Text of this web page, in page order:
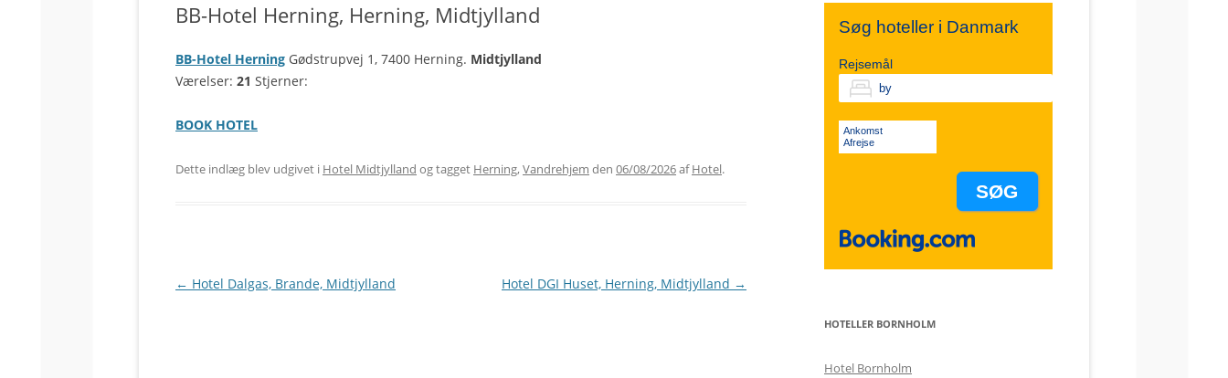
BB-Hotel Herning, Herning, Midtjylland
BB-Hotel Herning Gødstrupvej 1, 7400 Herning. Midtjylland
Værelser: 21 Stjerner:
BOOK HOTEL
Dette indlæg blev udgivet i Hotel Midtjylland og tagget Herning,Vandrehjem den 06/08/2026afHotel.
Indlægsnavigation
← Hotel Dalgas, Brande, Midtjylland Hotel DGI Huset, Herning, Midtjylland →
Søg hoteller i Danmark
Rejsemål
Ankomst
Afrejse
HOTELLER BORNHOLM
Hotel Bornholm